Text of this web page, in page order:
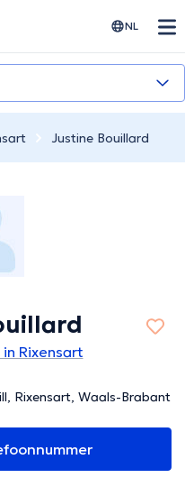
NL
Justine Bouillard
Rixensart
Rixensart, Waals-Brabant